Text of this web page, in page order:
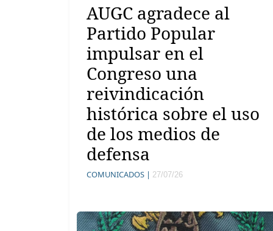
AUGC agradece al
Partido Popular
impulsar en el
Congreso una
reivindicación
histórica sobre el uso
de los medios de
defensa
COMUNICADOS | 27/07/26